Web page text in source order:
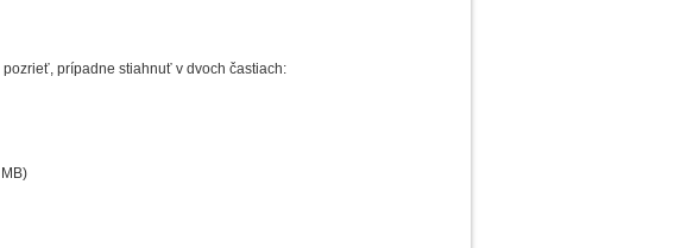
prípadne stiahnuť v dvoch častiach: